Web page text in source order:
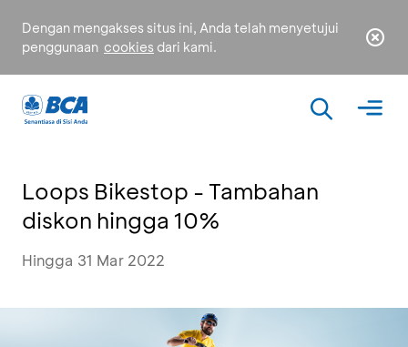
Dengan mengakses situs ini, Anda telah menyetujui
penggunaan cookies dari kami.
Loops Bikestop - Tambahan
diskon hingga 10%
Hingga 31 Mar 2022